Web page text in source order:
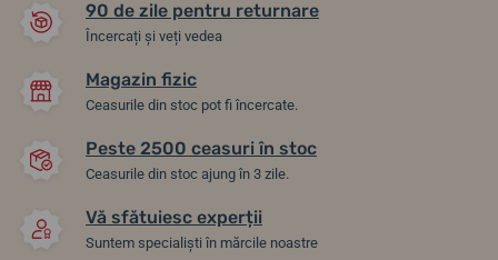
90 de zile pentru returnare
Încercați și veți vedea
Magazin fizic
Ceasurile din stoc pot fi încercate.
Peste 2500 ceasuri în stoc
Ceasurile din stoc ajung în 3 zile.
Vă sfătuiesc experții
Suntem specialiști în mărcile noastre